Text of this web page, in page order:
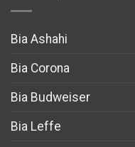
Bia Ashahi
Bia Corona
Bia Budweiser
Bia Leffe